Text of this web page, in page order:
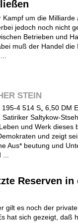
um die Milliarde
jedoch noch nicht
Betrieben und
muß der Handel die
STEIN
4 514 S„ 6,50 DM
Saltykow-
und Werk dieses
und zeigt
Aus* beutung und
Reserven in
gilt es noch der
hat sich gezeigt, daß